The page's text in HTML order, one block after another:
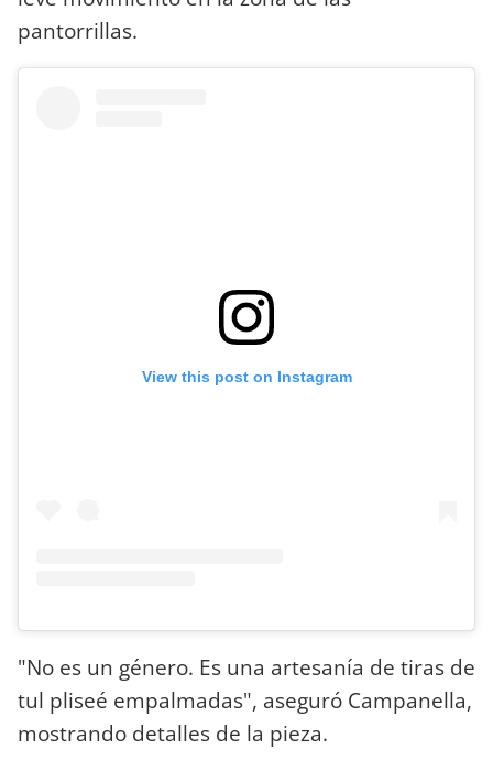
pantorrillas.
View this post on Instagram
"No es un género. Es una artesanía de tiras de
tul pliseé empalmadas", aseguró Campanella,
mostrando detalles de la pieza.